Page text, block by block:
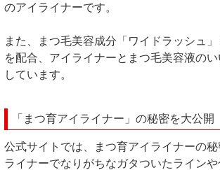
のアイライナーです。
また、まつ毛美容成分「ワイドラッシュ」
を配合、アイライナーとまつ毛美容液の
しています。
「まつ育アイライナー」の秘密を大公開
公式サイトでは、まつ育アイライナーの
ライナーでなりがちなガタついたライン